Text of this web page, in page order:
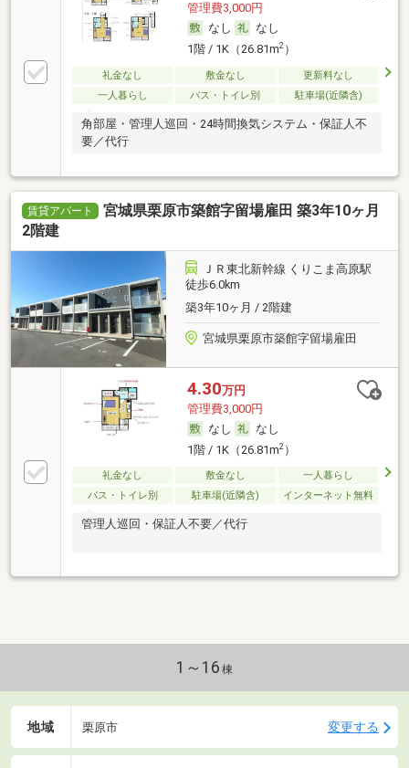
管理費3,000円
なし
なし
1階 / 1K（26.81m2）
礼金なし 敷金なし
更新料なし
一人暮らし
バス・トイレ別 駐車場(近隣含)
角部屋・管理人巡回・24時間換気システム・保証人不
要／代行
賃貸アパート
宮城県栗原市築館字留場雇田 築3年10ヶ月
2階建
ＪＲ東北新幹線 くりこま高原駅
徒歩6.0km
築3年10ヶ月 / 2階建
宮城県栗原市築館字留場雇田
4.30万円
管理費3,000円
なし
なし
1階 / 1K（26.81m2）
礼金なし 敷金なし
一人暮らし
バス・トイレ別
駐車場(近隣含) インターネット無料
管理人巡回・保証人不要／代行
1～16 棟
地域 栗原市 変更する